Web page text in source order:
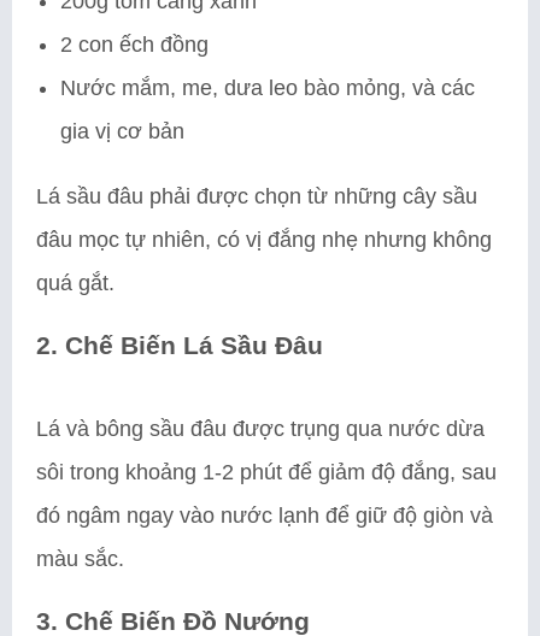
2 con ếch đồng
Nước mắm, me, dưa leo bào mỏng, và các
gia vị cơ bản
Lá sầu đâu phải được chọn từ những cây sầu
đâu mọc tự nhiên, có vị đắng nhẹ nhưng không
quá gắt.
2. Chế Biến Lá Sầu Đâu
Lá và bông sầu đâu được trụng qua nước dừa
sôi trong khoảng 1-2 phút để giảm độ đắng, sau
đó ngâm ngay vào nước lạnh để giữ độ giòn và
màu sắc.
3. Chế Biến Đồ Nướng